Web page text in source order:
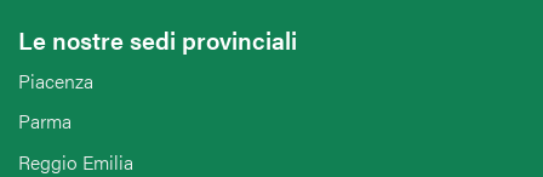
Le nostre sedi provinciali
Piacenza
Parma
Reggio Emilia